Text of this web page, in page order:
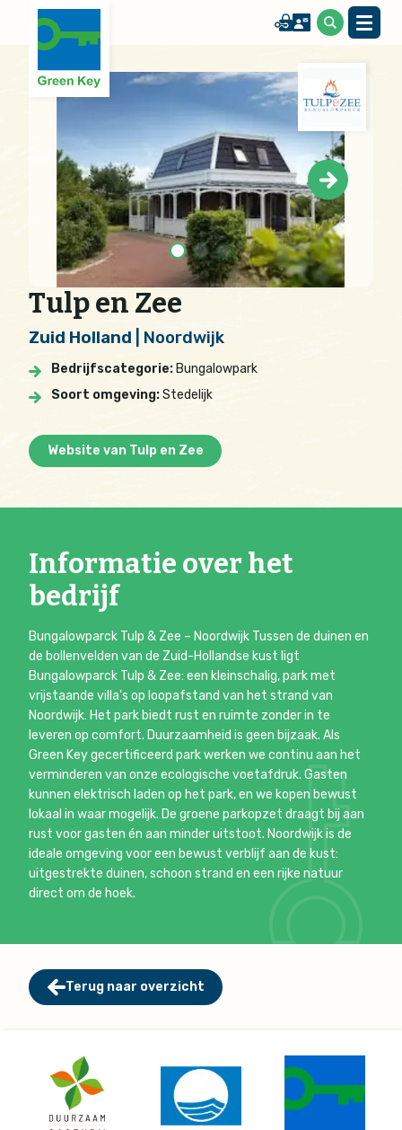
Tulp en Zee
Zuid Holland | Noordwijk
Bedrijfscategorie: Bungalowpark
Soort omgeving:Stedelijk
Website van Tulp en Zee
Informatie over het
bedrijf
Bungalowparck Tulp & Zee – Noordwijk Tussen de duinen en
de bollenvelden van de Zuid-Hollandse kust ligt
Bungalowparck Tulp & Zee: een kleinschalig, park met
vrijstaande villa's op loopafstand van het strand van
Noordwijk. Het park biedt rust en ruimte zonder in te
leveren op comfort. Duurzaamheid is geen bijzaak. Als
Green Key gecertificeerd park werken we continu aan het
verminderen van onze ecologische voetafdruk. Gasten
kunnen elektrisch laden op het park, en we kopen bewust
lokaal in waar mogelijk. De groene parkopzet draagt bij aan
rust voor gasten én aan minder uitstoot. Noordwijk is de
ideale omgeving voor een bewust verblijf aan de kust:
uitgestrekte duinen, schoon strand en een rijke natuur
direct om de hoek.
Terug naar overzicht